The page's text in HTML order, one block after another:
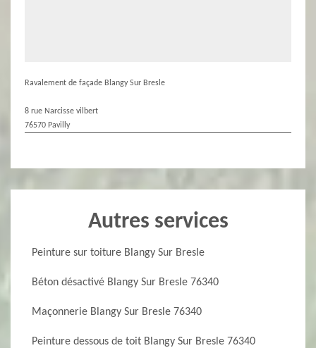
Ravalement de façade Blangy Sur Bresle
8 rue Narcisse vilbert
76570 Pavilly
Autres services
Peinture sur toiture Blangy Sur Bresle
Béton désactivé Blangy Sur Bresle 76340
Maçonnerie Blangy Sur Bresle 76340
Peinture dessous de toit Blangy Sur Bresle 76340